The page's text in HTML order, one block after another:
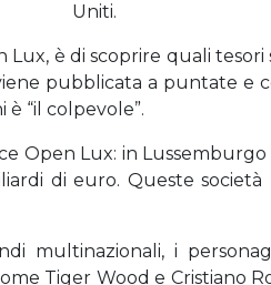
Uniti.
Lux, è di scoprire quali
pubblicata a puntate
“il colpevole”.
Open Lux: in
di euro. Queste
multinazionali, i
Tiger Wood e Cristiano